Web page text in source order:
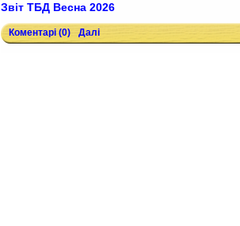
Звіт ТБД Весна 2026
Коментарі (0) Далі